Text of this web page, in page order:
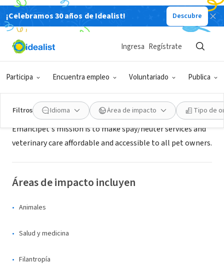
¡Celebramos 30 años de Idealist! Descubre
Participa Encuentra empleo Voluntariado Publica
Ingresa Regístrate
Filtros Idioma Área de impacto Tipo de
ORGANIZACIÓN SIN FIN DE LUCRO
Emancipet Philadelphia
Acerca de
Emancipet's mission is to make spay/neuter services and
veterinary care affordable and accessible to all pet owners.
Áreas de impacto incluyen
Animales
Salud y medicina
Filantropía